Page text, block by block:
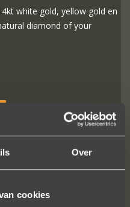
Over
cookies
white gold, yellow gold en
diamond of your